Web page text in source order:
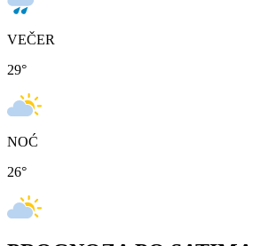
VEČER
29°
NOĆ
26°